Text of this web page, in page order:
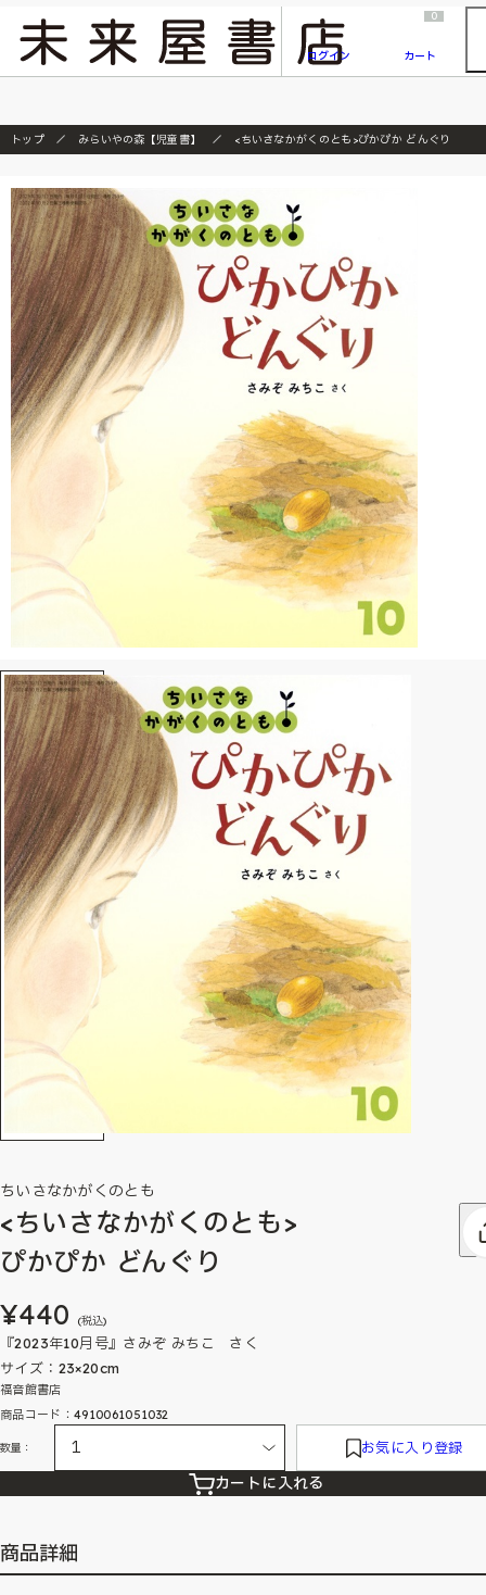
『ONE PIECE magazine 021 ONE PIECEカード付き同梱版』発売延期のご案内
ログイン
0
カート
トップ みらいやの森【児童書】 <ちいさなかがくのとも>ぴかぴか どんぐり
ちいさなかがくのとも
<ちいさなかがくのとも>
ぴかぴか どんぐり
¥440 (税込)
『2023年10月号』さみぞ みちこ さく
サイズ：23×20cm
福音館書店
商品コード：4910061051032
数量： お気に入り登録
カートに入れる
商品詳細